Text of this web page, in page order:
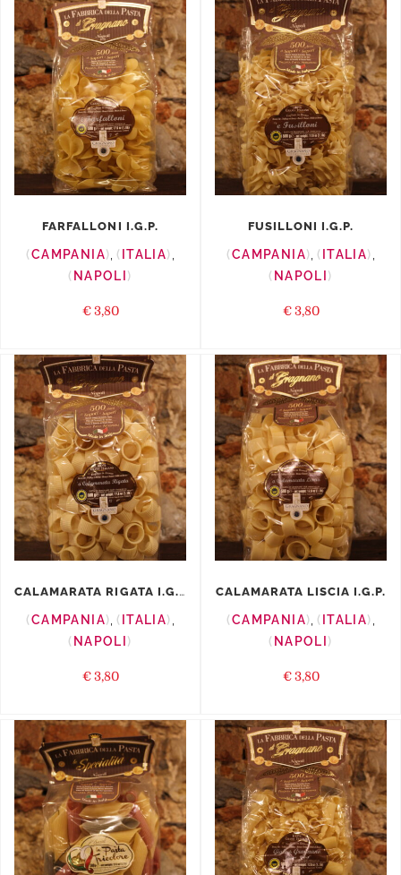
FARFALLONI I.G.P.
CAMPANIA ITALIA
NAPOLI
€ 3,80
FUSILLONI I.G.P.
CAMPANIA ITALIA
NAPOLI
€ 3,80
CALAMARATA RIGATA I.G.P.
CAMPANIA
ITALIA
NAPOLI
€ 3,80
CALAMARATA LISCIA I.G.P.
CAMPANIA ITALIA
NAPOLI
€ 3,80